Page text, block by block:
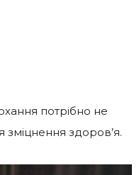
потрібно не
здоров’я.